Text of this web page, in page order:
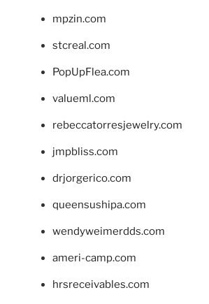
mpzin.com
stcreal.com
PopUpFlea.com
valueml.com
rebeccatorresjewelry.com
jmpbliss.com
drjorgerico.com
queensushipa.com
wendyweimerdds.com
ameri-camp.com
hrsreceivables.com